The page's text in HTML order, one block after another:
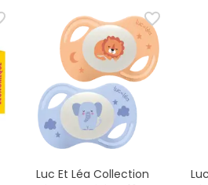
Luc Et Léa Collection